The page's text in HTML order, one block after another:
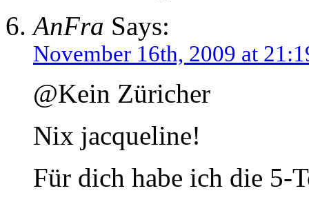
AnFra Says:
November 16th, 2009 at
@Kein Züricher
Nix jacqueline!
Für dich habe ich die 5-